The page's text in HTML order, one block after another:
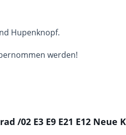
Hupenknopf.
werden!
02 E3 E9 E21 E12 Neue